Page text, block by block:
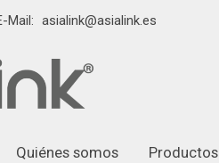
Mail: asialink@asialink.es
Quiénes somos Productos